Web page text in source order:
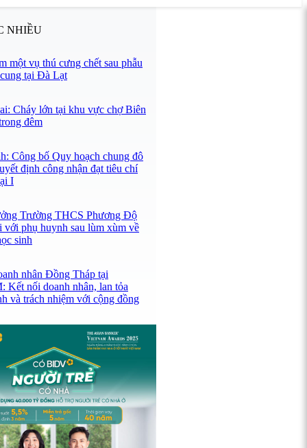
NHIỀU
một vụ thú cưng chết sau phẫu
tại Đà Lạt
Cháy lớn tại khu vực chợ Biên
đêm
Công bố Quy hoạch chung đô
định công nhận đạt tiêu chí
I
Trường THCS Phương Độ
với phụ huynh sau lùm xùm về
sinh
nhân Đồng Tháp tại
Kết nối doanh nhân, lan tỏa
và trách nhiệm với cộng đồng